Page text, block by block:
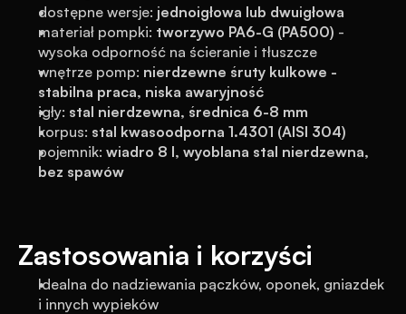
dostępne wersje: jednoigłowa lub dwuigłowa
materiał pompki: tworzywo PA6-G (PA500) -
wysoka odporność na ścieranie i tłuszcze
wnętrze pomp: nierdzewne śruty kulkowe -
stabilna praca, niska awaryjność
igły: stal nierdzewna, średnica 6-8 mm
korpus: stal kwasoodporna 1.4301 (AISI 304)
pojemnik: wiadro 8 l, wyoblana stal nierdzewna,
bez spawów
Zastosowania i korzyści
Idealna do nadziewania pączków, oponek, gniazdek
i innych wypieków